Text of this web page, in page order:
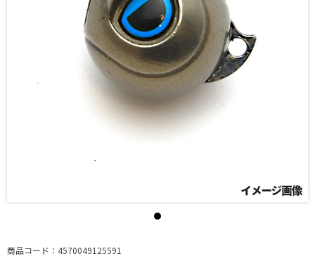
商品コード：4570049125591